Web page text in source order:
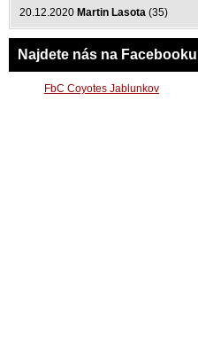
20.12.2020 Martin Lasota (35)
Najdete nás na Facebooku
FbC Coyotes Jablunkov